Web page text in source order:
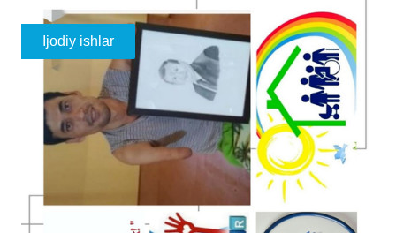
Ijodiy ishlar